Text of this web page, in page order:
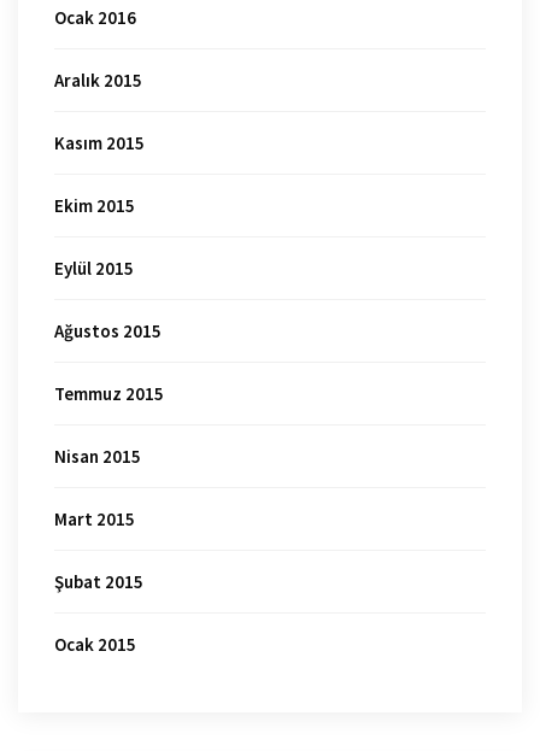
Ocak 2016
Aralık 2015
Kasım 2015
Ekim 2015
Eylül 2015
Ağustos 2015
Temmuz 2015
Nisan 2015
Mart 2015
Şubat 2015
Ocak 2015